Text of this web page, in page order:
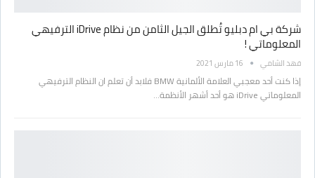
شركة بي ام دبليو تُطلق الجيل الثامن من نظام iDrive الترفيهي
المعلوماتي !
فهد الشامي 16 مارس 2021
إذا كنت أحد معجبي العلامة الألمانية BMW فلابد أن تعلم ان النظام الترفيهي
المعلوماتي iDrive هو أحد أشهر الأنظمة…